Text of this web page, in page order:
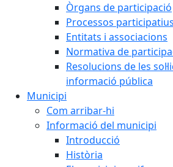
Òrgans de participació
Processos participatius
Entitats i associacions
Normativa de
Resolucions de les
informació pública
Municipi
Com arribar-hi
Informació del municipi
Introducció
Història